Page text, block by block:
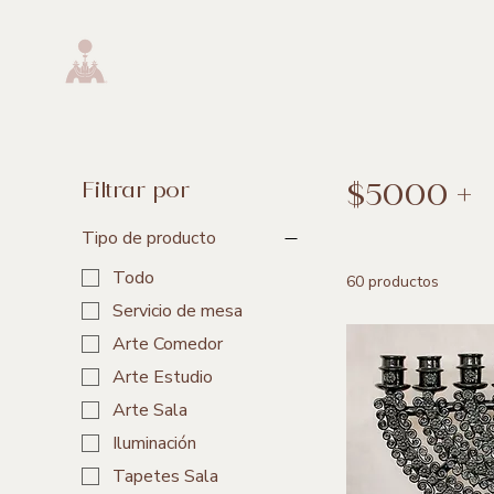
Filtrar por
Tipo de producto
Todo
Servicio de mesa
Arte Comedor
Arte Estudio
Arte Sala
Iluminación
Tapetes Sala
$5000 +
60 productos